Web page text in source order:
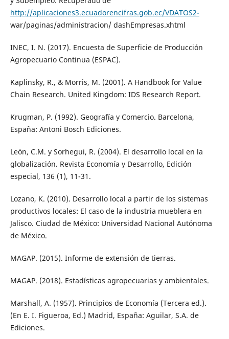
http://aplicaciones3.ecuadorencifras.gob.ec/VDATOS2-
war/paginas/administracion/ dashEmpresas.xhtml
INEC, I. N. (2017). Encuesta de Superficie de Producción
Agropecuario Continua (ESPAC).
Kaplinsky, R., & Morris, M. (2001). A Handbook for Value
Chain Research. United Kingdom: IDS Research Report.
Krugman, P. (1992). Geografía y Comercio. Barcelona,
España: Antoni Bosch Ediciones.
León, C.M. y Sorhegui, R. (2004). El desarrollo local en la
globalización. Revista Economía y Desarrollo, Edición
especial, 136 (1), 11-31.
Lozano, K. (2010). Desarrollo local a partir de los sistemas
productivos locales: El caso de la industria mueblera en
Jalisco. Ciudad de México: Universidad Nacional Autónoma
de México.
MAGAP. (2015). Informe de extensión de tierras.
MAGAP. (2018). Estadísticas agropecuarias y ambientales.
Marshall, A. (1957). Principios de Economía (Tercera ed.).
(En E. I. Figueroa, Ed.) Madrid, España: Aguilar, S.A. de
Ediciones.